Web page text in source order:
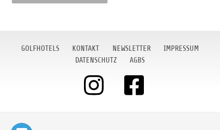
GOLFHOTELS KONTAKT NEWSLETTER
IMPRESSUM
DATENSCHUTZ
AGBS